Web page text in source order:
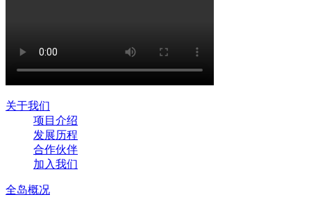
关于我们
项目介绍
发展历程
合作伙伴
加入我们
全岛概况